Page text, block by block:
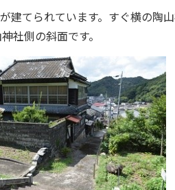
建てられています。すぐ横の陶
社側の斜面です。